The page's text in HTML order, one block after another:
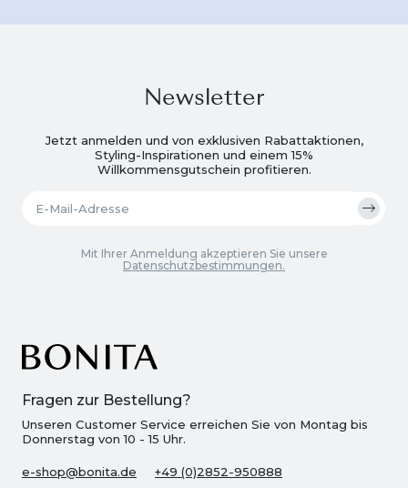
Fragen zur Bestellung?
Unseren Customer Service erreichen Sie von Montag bis
Donnerstag von 10 - 15 Uhr.
e-shop@bonita.de +49 (0)2852-950888
Newsletter
Jetzt anmelden und von exklusiven Rabattaktionen,
Styling-Inspirationen und einem 15%
Willkommensgutschein profitieren.
Mit Ihrer Anmeldung akzeptieren Sie unsere
Datenschutzbestimmungen.